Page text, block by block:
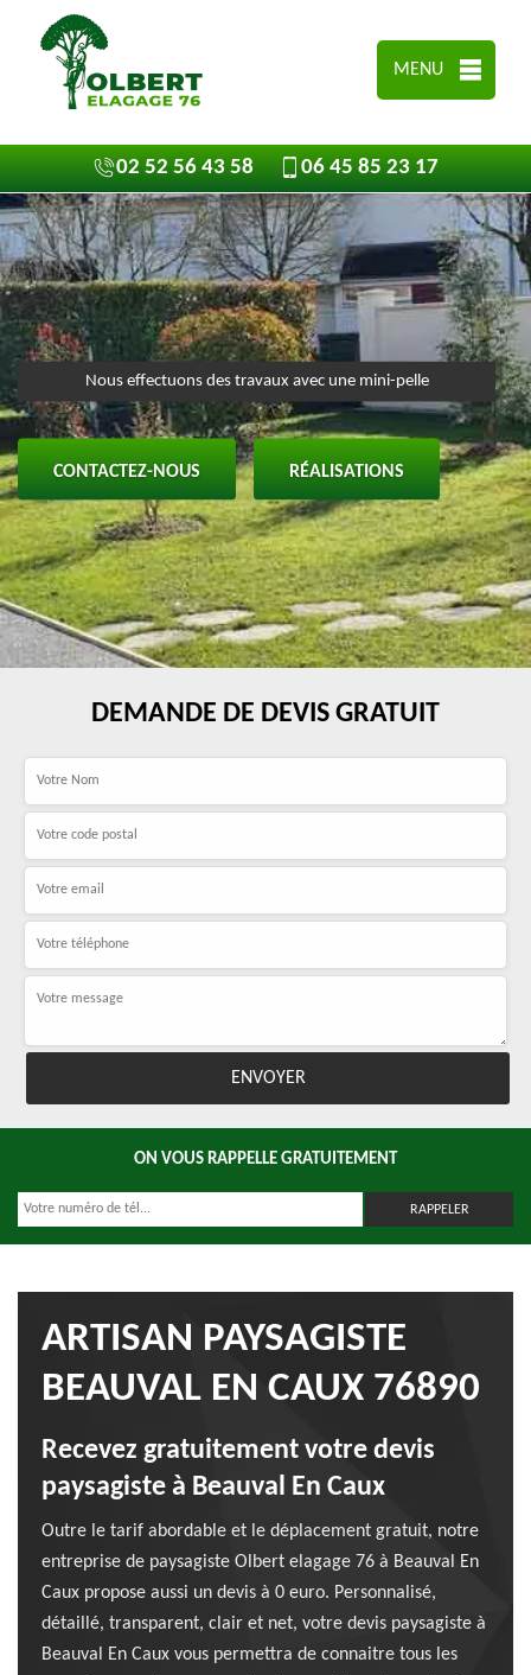
MENU
02 52 56 43 58 06 45 85 23 17
Nous effectuons des travaux avec une mini-pelle
CONTACTEZ-NOUS RÉALISATIONS
DEMANDE DE DEVIS GRATUIT
ON VOUS RAPPELLE GRATUITEMENT
ARTISAN PAYSAGISTE
BEAUVAL EN CAUX 76890
Recevez gratuitement votre devis
paysagiste à Beauval En Caux
Outre le tarif abordable et le déplacement gratuit, notre
entreprise de paysagiste Olbert elagage 76 à Beauval En
Caux propose aussi un devis à 0 euro. Personnalisé,
détaillé, transparent, clair et net, votre devis paysagiste à
Beauval En Caux vous permettra de connaitre tous les